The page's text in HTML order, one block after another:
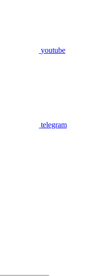
youtube
telegram